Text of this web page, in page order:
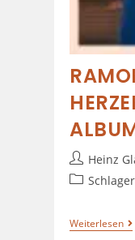
Heinz
Weiterlesen